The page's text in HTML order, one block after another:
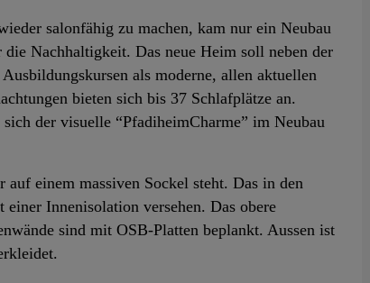
salonfähig zu machen, kam nur ein Neubau
Nachhaltigkeit. Das neue Heim soll neben der
als moderne, allen aktuellen
bieten sich bis 37 Schlafplätze an.
der visuelle “PfadiheimCharme” im Neubau
einem massiven Sockel steht. Das in den
Innenisolation versehen. Das obere
sind mit OSB-Platten beplankt. Aussen ist